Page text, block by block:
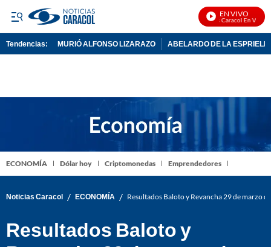
EN VIVO
Noticias Caracol En Vivo
Tendencias: MURIÓ ALFONSO LIZARAZO ABELARDO DE LA
ECONOMÍA Dólar hoy Criptomonedas Emprendedores
Noticias Caracol / ECONOMÍA / Resultados Baloto y Revancha 29 de marzo
Resultados Baloto y